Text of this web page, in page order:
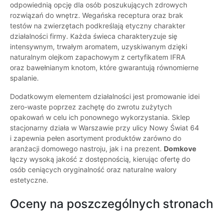
odpowiednią opcję dla osób poszukujących zdrowych
rozwiązań do wnętrz. Wegańska receptura oraz brak
testów na zwierzętach podkreślają etyczny charakter
działalności firmy. Każda świeca charakteryzuje się
intensywnym, trwałym aromatem, uzyskiwanym dzięki
naturalnym olejkom zapachowym z certyfikatem IFRA
oraz bawełnianym knotom, które gwarantują równomierne
spalanie.
Dodatkowym elementem działalności jest promowanie idei
zero-waste poprzez zachętę do zwrotu zużytych
opakowań w celu ich ponownego wykorzystania. Sklep
stacjonarny działa w Warszawie przy ulicy Nowy Świat 64
i zapewnia pełen asortyment produktów zarówno do
aranżacji domowego nastroju, jak i na prezent. Domkove
łączy wysoką jakość z dostępnością, kierując ofertę do
osób ceniących oryginalność oraz naturalne walory
estetyczne.
Oceny na poszczególnych stronach